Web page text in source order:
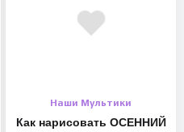
Наши Мультики
Как нарисовать ОСЕННИЙ